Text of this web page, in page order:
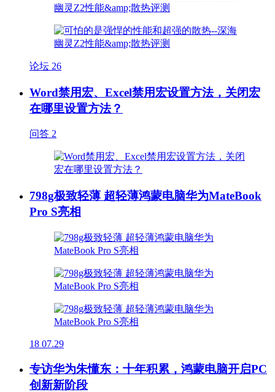
论坛 26
Word禁用宏、Excel禁用宏设置方法，关闭宏
在哪里设置方法？
问答 2
798g极致轻薄 超轻薄鸿蒙电脑华为MateBook
Pro S亮相
18 07.29
专访华为朱懂东：十年积累，鸿蒙电脑开启PC
创新新阶段